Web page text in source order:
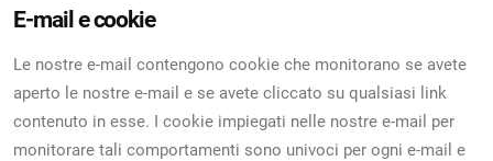
E-mail e cookie
Le nostre e-mail contengono cookie che monitorano se avete
aperto le nostre e-mail e se avete cliccato su qualsiasi link
contenuto in esse. I cookie impiegati nelle nostre e-mail per
monitorare tali comportamenti sono univoci per ogni e-mail e